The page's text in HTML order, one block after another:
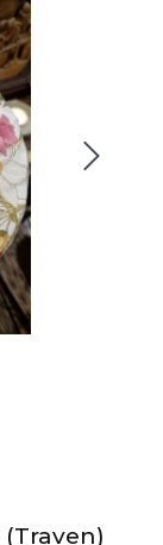
(Traven)